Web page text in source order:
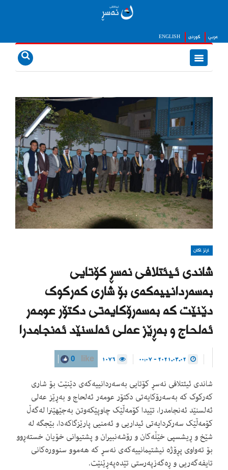
ENGLISH كوردى عربي
پارێزگاکان
شاندی ئیئتلافی نەسڕ کۆتایی
بەسەردانییەکەی بۆ شاری کەرکوک
دێنێت کە بەسەرۆکایەتی دکتۆر عومەر
ئەلحاج و بەڕێز عەلی ئەلسنێد ئەنجامدرا
like
0
شاندی ئیئتلافی نەسڕ کۆتایی بەسەردانییەکەی دێنێت بۆ شاری
کەرکوک کە بەسەرۆکایەتی دکتۆر عومەر ئەلحاج و بەڕێز عەلی
ئەلسنێد ئەنجامدرا، تێیدا کۆمەڵێک چاوپێکەوتن بەجێهێنرا لەگەڵ
کۆمەڵێک سەرکردایەتی ئیداریی و ئەمنیی پارێزگاکەدا، بێجگە لە
شێخ و ڕیشسپی خێڵەکان و رۆشەنبیران و پشتیوانی خۆیان خستەڕوو
بۆ تەواوی پڕۆژە نیشتیمانییەکەی نەسڕ کە هەموو سنوورەکانی
تایفەگەریی و ڕەگەزپەرستی تێدەپەڕێنێت.